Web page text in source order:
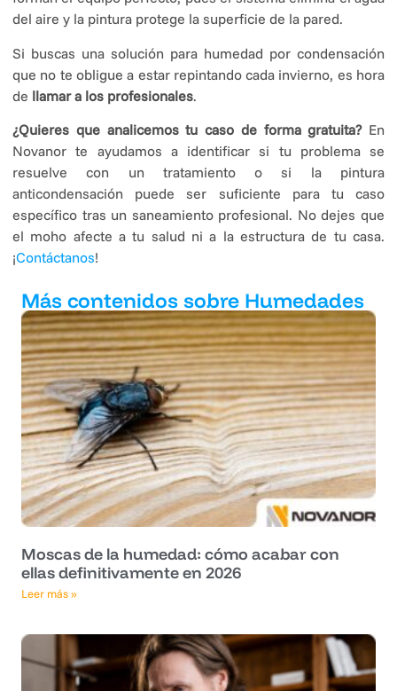
del aire y la pintura protege la superficie de la pared.
Si buscas una solución para humedad por condensación
que no te obligue a estar repintando cada invierno, es hora
de llamar a los profesionales.
¿Quieres que analicemos tu caso de forma gratuita?En
Novanor te ayudamos a identificar si tu problema se
resuelve con un tratamiento o si la pintura
anticondensación puede ser suficiente para tu caso
específico tras un saneamiento profesional. No dejes que
el moho afecte a tu salud ni a la estructura de tu casa.
¡Contáctanos!
Más contenidos sobre Humedades
Moscas de la humedad: cómo acabar con
ellas definitivamente en 2026
Leer más »